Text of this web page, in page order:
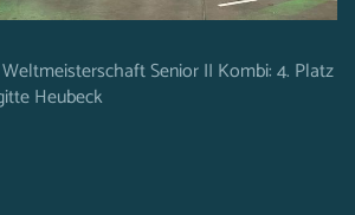
Senior II Kombi: 4. Platz
Heubeck